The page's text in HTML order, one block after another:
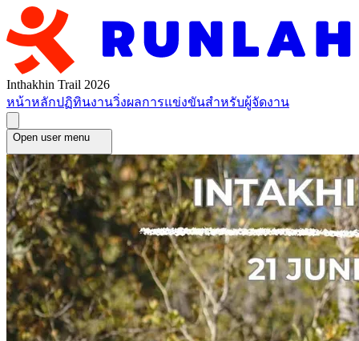
Inthakhin Trail 2026
หน้าหลักปฏิทินงานวิ่งผลการแข่งขันสำหรับผู้จัดงาน
Open user menu